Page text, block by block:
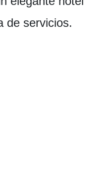
de servicios.